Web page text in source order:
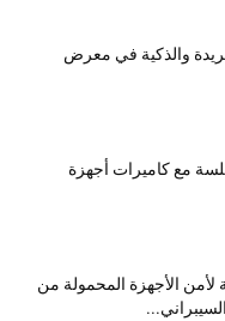
والذكية في معرض
مع كاميرات أجهزة
لأمن الأجهزة المحمولة من